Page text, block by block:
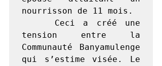
nourrisson de 11 mois.
tension entre la
Communauté Banyamulenge
qui s’estime visée. Le